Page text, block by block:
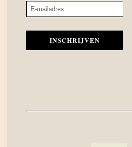
INSCHRIJVEN